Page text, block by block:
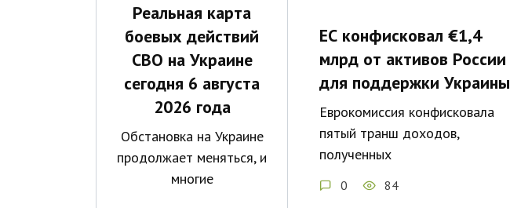
Реальная карта
боевых действий
СВО на Украине
сегодня 6 августа
2026 года
Обстановка на Украине
продолжает меняться, и
многие
ЕС конфисковал €1,4
млрд от активов России
для поддержки Украины
Еврокомиссия конфисковала
пятый транш доходов,
полученных
0 84